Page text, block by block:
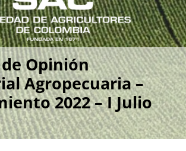
Opinión
Agropecuaria –
2022 – I Julio